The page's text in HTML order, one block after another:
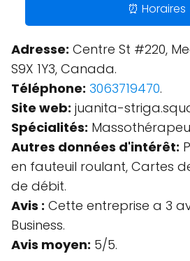
⏰ Horaires
Adresse: Centre St #220,
S9X 1Y3, Canada.
Téléphone: 3063719470.
Site web: juanita-
Spécialités:
Autres données d'intérêt:
en fauteuil roulant, Cartes
de débit.
Avis : Cette entreprise a 3
Business.
Avis moyen: 5/5.